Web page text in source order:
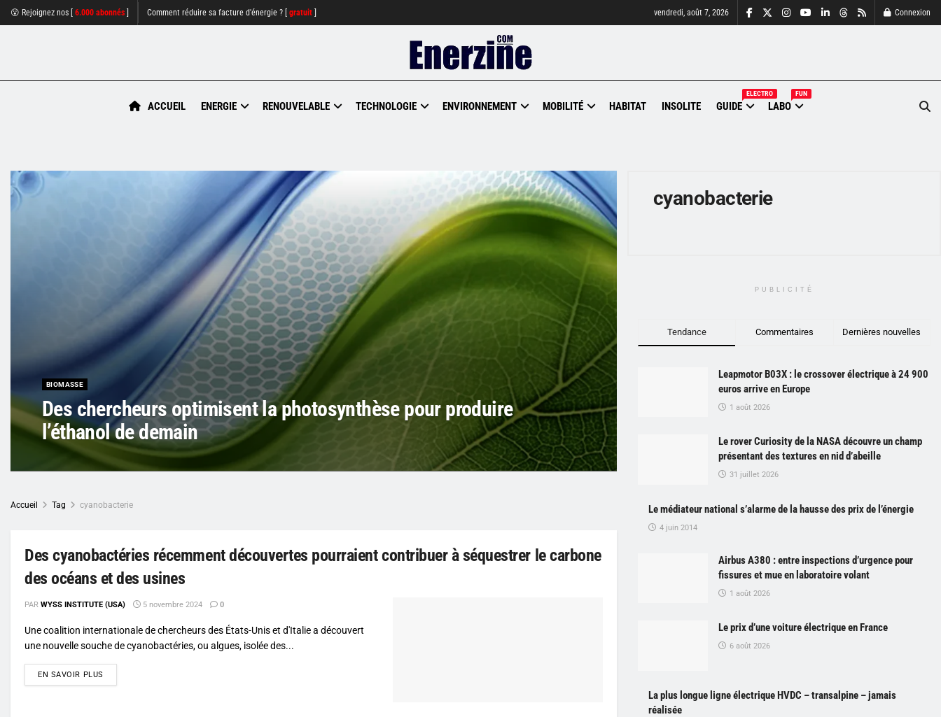
😮 Rejoignez nos [ 6.000 abonnés Comment réduire sa facture d'énergie ? [ gratuit vendredi, août 7, 2026 Connexion
ACCUEIL ENERGIE RENOUVELABLE TECHNOLOGIE ENVIRONNEMENT MOBILITÉ HABITAT INSOLITE GUIDE
ELECTRO
LABO
FUN
BIOMASSE
Des chercheurs optimisent la photosynthèse pour produire
l’éthanol de demain
Accueil Tag cyanobacterie
Des cyanobactéries récemment découvertes pourraient contribuer à séquestrer le carbone
des océans et des usines
PAR WYSS INSTITUTE (USA) 5 novembre 2024 0
Une coalition internationale de chercheurs des États-Unis et d'Italie a découvert
une nouvelle souche de cyanobactéries, ou algues, isolée des...
EN SAVOIR PLUS
cyanobacterie
PUBLICITÉ
Tendance Commentaires Dernières nouvelles
Leapmotor B03X : le crossover électrique à 24 900
euros arrive en Europe
1 août 2026
Le rover Curiosity de la NASA découvre un champ
présentant des textures en nid d’abeille
31 juillet 2026
Le médiateur national s’alarme de la hausse des prix de l’énergie
4 juin 2014
Airbus A380 : entre inspections d’urgence pour
fissures et mue en laboratoire volant
1 août 2026
Le prix d’une voiture électrique en France
6 août 2026
La plus longue ligne électrique HVDC – transalpine – jamais
réalisée